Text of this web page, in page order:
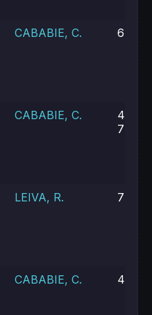
CABABIE, C. 6-1,
CABABIE, C.
4-6,
7-6
LEIVA, R. 7-6,
CABABIE, C. 4-6,